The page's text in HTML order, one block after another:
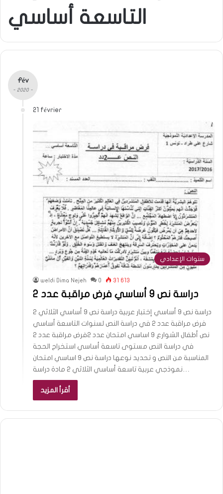
التاسعة أساسي
Fév
- 2020 -
21 février
سنوات الإعدادي
weldi Dima Nejeh 0 31 613
دراسة نص 9 أساسي فرض مراقبة عدد 2
دراسة نص 9 أساسي إختبار عربية دراسة نص 9 أساسي الثلاثي 2
فرض مراقبة عدد 2 في دراسة النص لسنوات التاسعة أساسي
نص أطفال الشوارع 9 اساسي امتحان عدد 2فرض مراقبة عدد 2
في دراسة النص مستوى تاسعة أساسي استخراج الحجة
المناسبة من النص و تحديد نوعها دراسة نص 9 اساسي امتحان
نموذجي عربية تاسعة أساسي الثلاثي 2 مادة دراسة…
أقرأ المزيد